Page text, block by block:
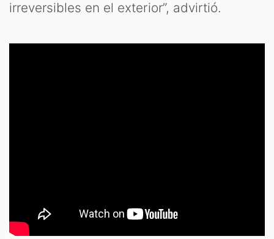
irreversibles en el exterior”, advirtió.